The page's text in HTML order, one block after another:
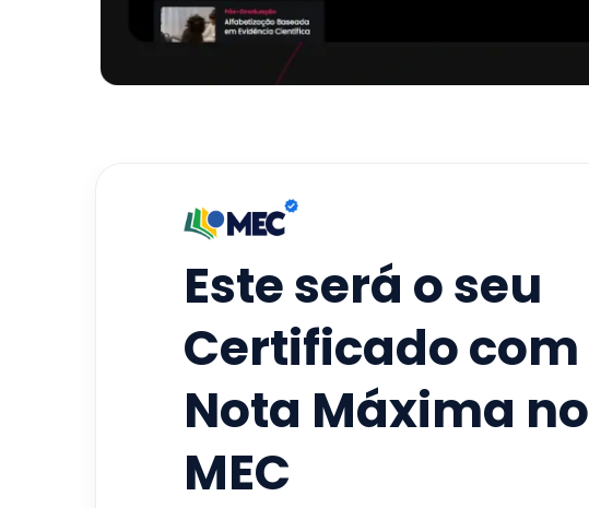
Este será o seu
Certificado com
Nota Máxima no
MEC